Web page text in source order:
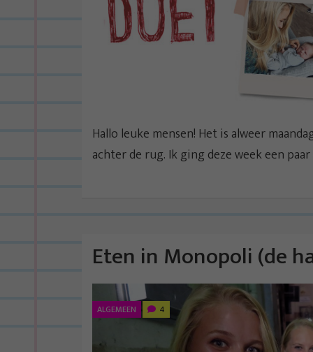
Hallo leuke mensen! Het is alweer
achter de rug. Ik ging deze week een paar
Eten in Monopoli (de
ALGEMEEN 4